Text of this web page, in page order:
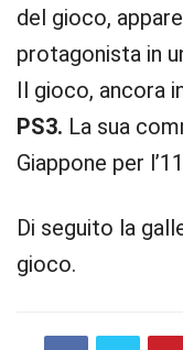
del gioco,
protagonista in
Il gioco, ancora
PS3. La sua
Giappone per
Di seguito la
gioco.